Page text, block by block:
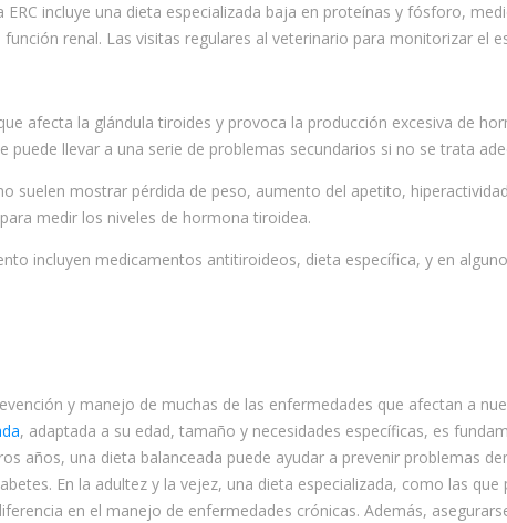
ERC incluye una dieta especializada baja en proteínas y fósforo,
renal. Las visitas regulares al veterinario para monitorizar el
afecta la glándula tiroides y provoca la producción excesiva de
puede llevar a una serie de problemas secundarios si no se trata
suelen mostrar pérdida de peso, aumento del apetito,
medir los niveles de hormona tiroidea.
incluyen medicamentos antitiroideos, dieta específica, y en
y manejo de muchas de las enfermedades que afectan a
, adaptada a su edad, tamaño y necesidades específicas, es
años, una dieta balanceada puede ayudar a prevenir problemas
En la adultez y la vejez, una dieta especializada, como las
en el manejo de enfermedades crónicas. Además,